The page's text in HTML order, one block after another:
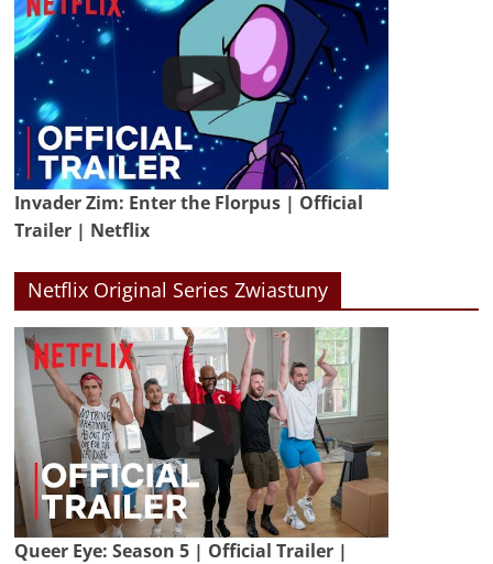
Invader Zim: Enter the Florpus | Official
Trailer | Netflix
Netflix Original Series Zwiastuny
Queer Eye: Season 5 | Official Trailer |